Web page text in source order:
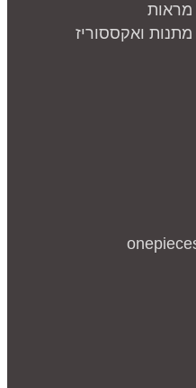
מראות
מתנות ואקססוריז